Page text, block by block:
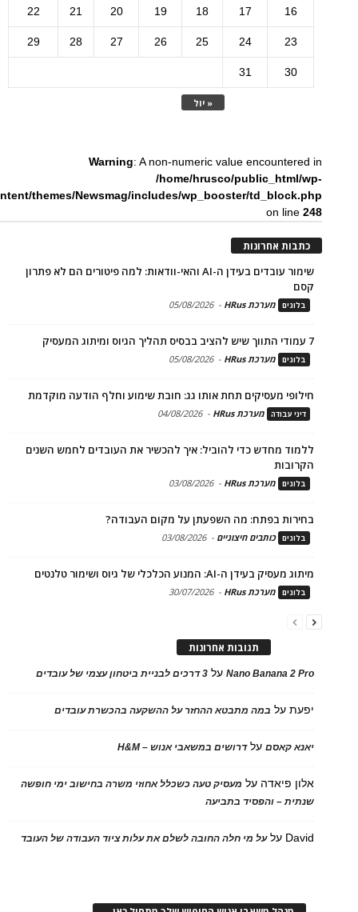
« יול
16
17
18
19
20
21
22
23
24
25
26
27
28
29
30
31
Warning: A non-numeric value encountered in
/home/hrusco/public_html/wp-
themes/Newsmag/includes/wp_booster/td_block.php
on line248
כתבות אחרונות
שימור עובדים בעידן ה-AI והאי-וודאות: למה פיטורים הם לא פתרון
קסם
בלוגים מערכת HRus -
05/08/2026
7 עמודי התווך שיש להציב בבסיס תהליך הגיוס ומיתוג המעסיק
בלוגים מערכת HRus -
05/08/2026
חילופי מעסיקים תחת אותו גג: חובת שימוע וחלף הודעה מוקדמת
דיני עבודה מערכת HRus -
04/08/2026
ללמוד מחדש כדי להוביל: איך להכשיר את העובדים לחמש השנים
הקרובות
בלוגים מערכת HRus -
03/08/2026
בחירות בפתח: מה השפעתן על מקום העבודה?
בלוגים כותבים חיצוניים -
03/08/2026
מיתוג מעסיק בעידן ה-AI: המנוע הכלכלי של גיוס ושימור טלנטים
בלוגים מערכת HRus -
30/07/2026
תגובות אחרונות
Nano Banana 2 Proעל 3 דרכים לבניית ביטחון עצמי של עובדים
יפעתעל במה מתבטא ההחזר על ההשקעה בהכשרת עובדים
יאנא קאסםעלדרושים במשאבי אנוש – H&M
אלון פיאדה על מעסיק טעה כשכלל אחוזי משרה בחישוב ימי חופשה
שנתית – והפסיד בתביעה
David עלעל מי חלה החובה לשלם את עלות ציוד העבודה של העובד